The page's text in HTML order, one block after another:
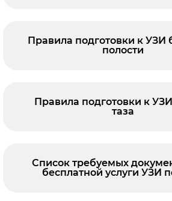
Правила подготовки к
полости
Правила подготовки к
таза
Список требуемых
бесплатной услуги УЗИ